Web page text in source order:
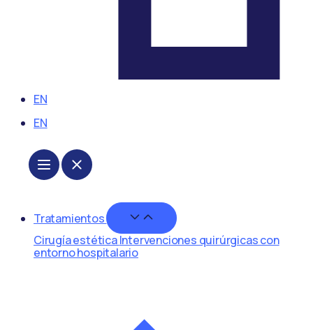
EN
EN
Tratamientos
Cerrar
Tratamientos
Abrir
Tratamientos
Cirugía estéticaIntervenciones quirúrgicas con
entorno hospitalario